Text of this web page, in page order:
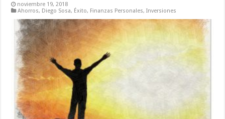
noviembre 19, 2018
Ahorros, Diego Sosa, Éxito, Finanzas Personales,Inversiones